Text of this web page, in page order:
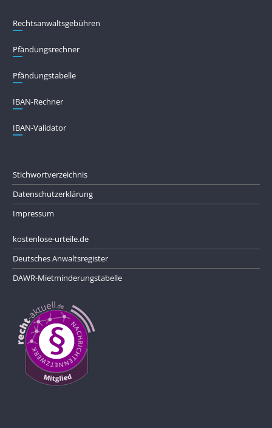
Rechtsanwaltsgebühren
Pfändungs­rechner
Pfändungs­tabelle
IBAN-Rechner
IBAN-Validator
Stichwortverzeichnis
Datenschutzerklärung
Impressum
kostenlose-urteile.de
Deutsches Anwaltsregister
DAWR-Mietminderungstabelle